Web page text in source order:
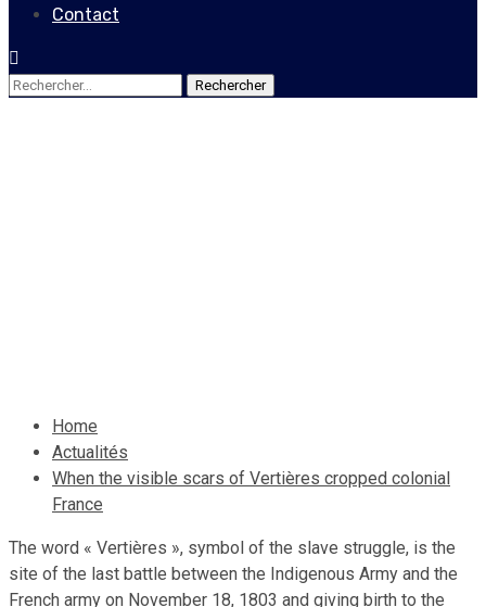
Contact
Rechercher :
Home
Actualités
When the visible scars of Vertières cropped colonial
France
The word « Vertières », symbol of the slave struggle, is the
site of the last battle between the Indigenous Army and the
French army on November 18, 1803 and giving birth to the